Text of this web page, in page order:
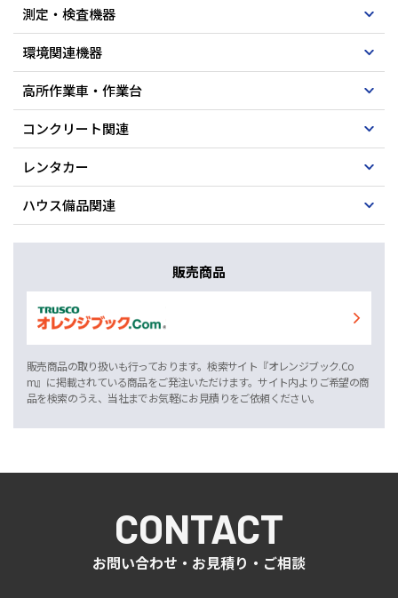
測定・検査機器
環境関連機器
高所作業車・作業台
コンクリート関連
レンタカー
ハウス備品関連
販売商品
販売商品の取り扱いも行っております。検索サイト『オレンジブック.Co
m』に掲載されている商品をご発注いただけます。サイト内よりご希望の商
品を検索のうえ、当社までお気軽にお見積りをご依頼ください。
CONTACT
お問い合わせ・お見積り・ご相談